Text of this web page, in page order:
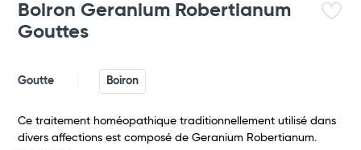
Total
Boiron Geranium Robertianum
Gouttes
Goutte Boiron
Ce traitement homéopathique traditionnellement utilisé dans
divers affections est composé de Geranium Robertianum.